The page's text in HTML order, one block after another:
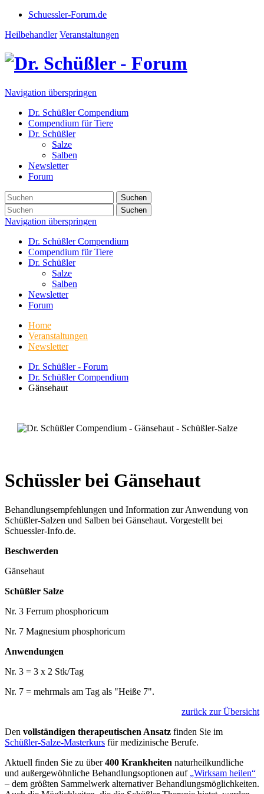
Schuessler-Forum.de
Heilbehandler Veranstaltungen
Navigation überspringen
Dr. Schüßler Compendium
Compendium für Tiere
Dr. Schüßler
Salze
Salben
Newsletter
Forum
Suchen
Suchen
Navigation überspringen
Dr. Schüßler Compendium
Compendium für Tiere
Dr. Schüßler
Salze
Salben
Newsletter
Forum
Home
Veranstaltungen
Newsletter
Dr. Schüßler - Forum
Dr. Schüßler Compendium
Gänsehaut
Schüssler bei Gänsehaut
Behandlungsempfehlungen und Information zur Anwendung von
Schüßler-Salzen und Salben bei Gänsehaut. Vorgestellt bei
Schuessler-Info.de.
Beschwerden
Gänsehaut
Schüßler Salze
Nr. 3 Ferrum phosphoricum
Nr. 7 Magnesium phosphoricum
Anwendungen
Nr. 3 = 3 x 2 Stk/Tag
Nr. 7 = mehrmals am Tag als "Heiße 7".
zurück zur Übersicht
Den vollständigen therapeutischen Ansatz finden Sie im
Schüßler-Salze-Masterkurs für medizinische Berufe.
Aktuell finden Sie zu über400 Krankheiten naturheilkundliche
und außergewöhnliche Behandlungsoptionen auf „Wirksam heilen“
– dem größten Sammelwerk alternativer Behandlungsmöglichkeiten.